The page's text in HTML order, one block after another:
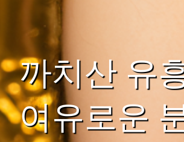
까치산 유
여유로운